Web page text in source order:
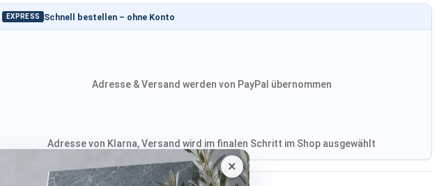
×
EXPRESS Schnell bestellen – ohne Konto
Adresse & Versand werden von PayPal übernommen
Adresse von Klarna, Versand wird im finalen Schritt im Shop ausgewählt